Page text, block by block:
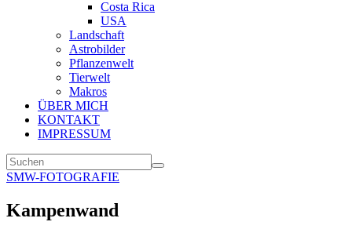
Costa Rica
USA
Landschaft
Astrobilder
Pflanzenwelt
Tierwelt
Makros
ÜBER MICH
KONTAKT
IMPRESSUM
SMW-FOTOGRAFIE
Kampenwand